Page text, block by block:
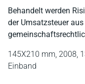
Behandelt werden
der Umsatzsteuer
145X210 mm, 2008,
Einband